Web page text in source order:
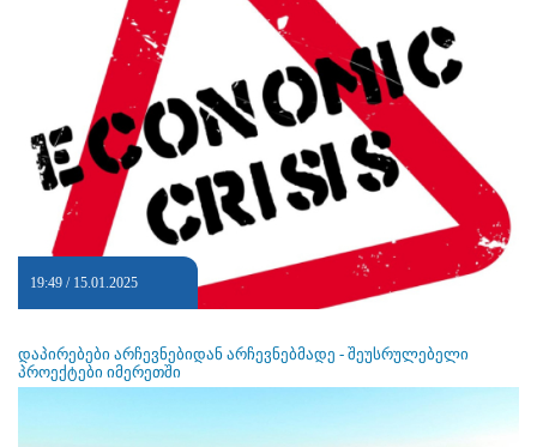
19:49 / 15.01.2025
დაპირებები არჩევნებიდან არჩევნებმადე - შეუსრულებელი
პროექტები იმერეთში